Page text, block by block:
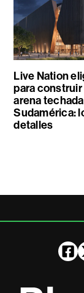
Live Nation
para construir
arena
Sudamérica:
detalles